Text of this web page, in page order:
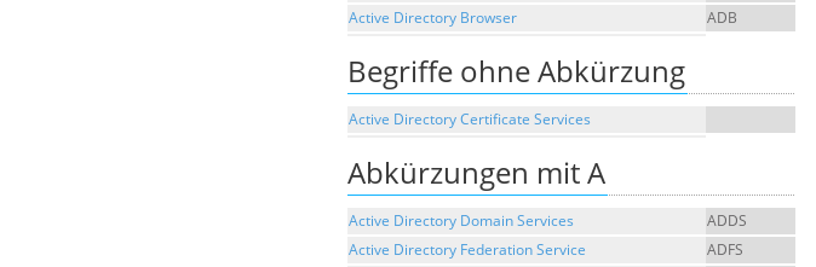
Active Directory Browser
ADB
Begriffe ohne Abkürzung
Active Directory Certificate Services
Abkürzungen mit A
Active Directory Domain Services
ADDS
Active Directory Federation Service
ADFS